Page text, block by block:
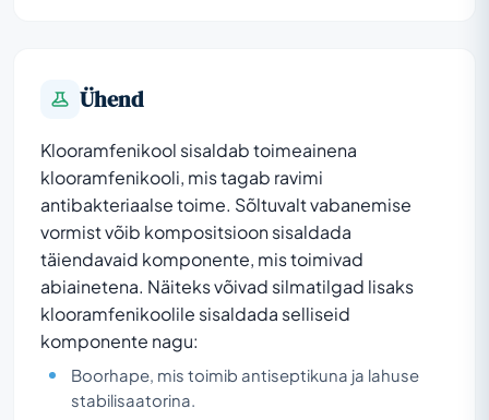
Ühend
Klooramfenikool sisaldab toimeainena
klooramfenikooli, mis tagab ravimi
antibakteriaalse toime. Sõltuvalt vabanemise
vormist võib kompositsioon sisaldada
täiendavaid komponente, mis toimivad
abiainetena. Näiteks võivad silmatilgad lisaks
klooramfenikoolile sisaldada selliseid
komponente nagu:
Boorhape, mis toimib antiseptikuna ja lahuse
stabilisaatorina.